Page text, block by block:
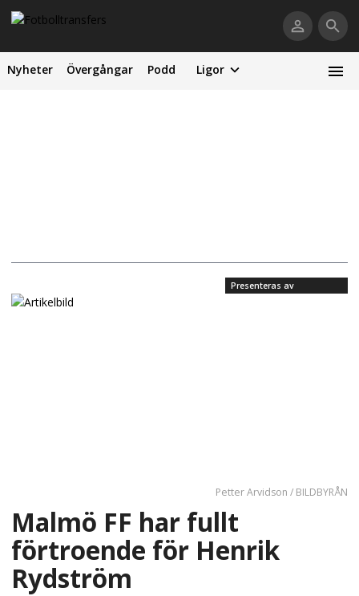
Nyheter Övergångar Podd Ligor
Presenteras av
Petter Arvidson / BILDBYRÅN
Malmö FF har fullt
förtroende för Henrik
Rydström